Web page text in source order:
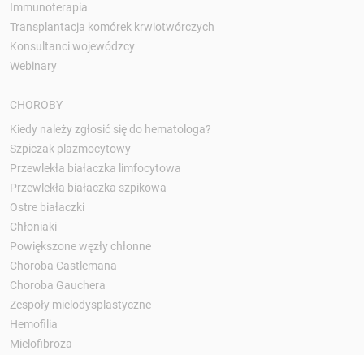
Immunoterapia
Transplantacja komórek krwiotwórczych
Konsultanci wojewódzcy
Webinary
CHOROBY
Kiedy należy zgłosić się do hematologa?
Szpiczak plazmocytowy
Przewlekła białaczka limfocytowa
Przewlekła białaczka szpikowa
Ostre białaczki
Chłoniaki
Powiększone węzły chłonne
Choroba Castlemana
Choroba Gauchera
Zespoły mielodysplastyczne
Hemofilia
Mielofibroza